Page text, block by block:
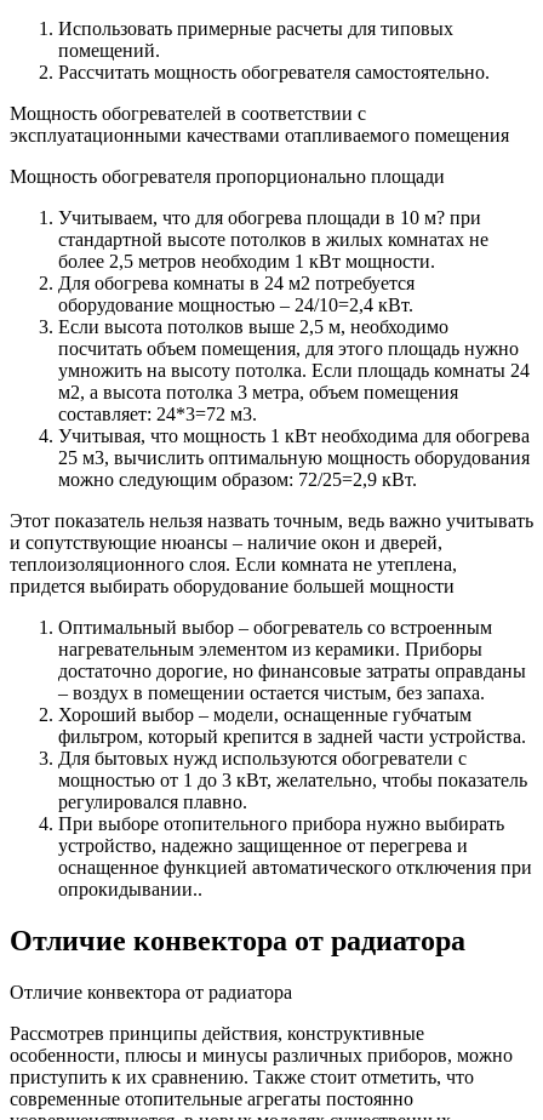
Использовать примерные расчеты для типовых
помещений.
Рассчитать мощность обогревателя самостоятельно.
Мощность обогревателей в соответствии с
эксплуатационными качествами отапливаемого помещения
Мощность обогревателя пропорционально площади
Учитываем, что для обогрева площади в 10 м? при
стандартной высоте потолков в жилых комнатах не
более 2,5 метров необходим 1 кВт мощности.
Для обогрева комнаты в 24 м2 потребуется
оборудование мощностью – 24/10=2,4 кВт.
Если высота потолков выше 2,5 м, необходимо
посчитать объем помещения, для этого площадь нужно
умножить на высоту потолка. Если площадь комнаты 24
м2, а высота потолка 3 метра, объем помещения
составляет: 24*3=72 м3.
Учитывая, что мощность 1 кВт необходима для обогрева
25 м3, вычислить оптимальную мощность оборудования
можно следующим образом: 72/25=2,9 кВт.
Этот показатель нельзя назвать точным, ведь важно учитывать
и сопутствующие нюансы – наличие окон и дверей,
теплоизоляционного слоя. Если комната не утеплена,
придется выбирать оборудование большей мощности
Оптимальный выбор – обогреватель со встроенным
нагревательным элементом из керамики. Приборы
достаточно дорогие, но финансовые затраты оправданы
– воздух в помещении остается чистым, без запаха.
Хороший выбор – модели, оснащенные губчатым
фильтром, который крепится в задней части устройства.
Для бытовых нужд используются обогреватели с
мощностью от 1 до 3 кВт, желательно, чтобы показатель
регулировался плавно.
При выборе отопительного прибора нужно выбирать
устройство, надежно защищенное от перегрева и
оснащенное функцией автоматического отключения при
опрокидывании..
Отличие конвектора от радиатора
Отличие конвектора от радиатора
Рассмотрев принципы действия, конструктивные
особенности, плюсы и минусы различных приборов, можно
приступить к их сравнению. Также стоит отметить, что
современные отопительные агрегаты постоянно